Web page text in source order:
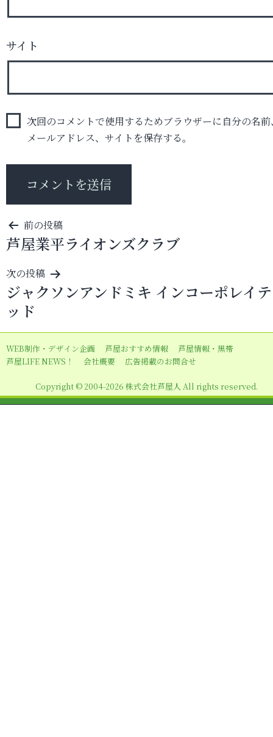
サイト
次回のコメントで使用するためブラウザーに自分の名前
メールアドレス、サイトを保存する。
投
稿
ナ
ビ
ゲ
ー
シ
ョ
前の投稿
芦屋業平ライオンズクラブ
次の投稿
ジャクソンアンドミキ インコーポレイ
ッド
WEB制作・デザイン企画 芦屋おすすめ情報
芦屋情報・黒帯
芦屋LIFE NEWS！
会社概要 広告掲載のお問合せ
Copyright © 2004-2026 株式会社芦屋人 All rights reserved.